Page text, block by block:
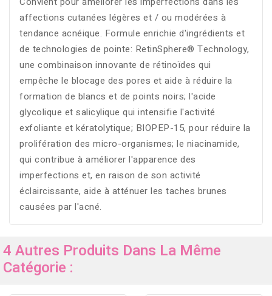
affections cutanées légères et / ou modérées à
tendance acnéique. Formule enrichie d'ingrédients et
de technologies de pointe: RetinSphere® Technology,
une combinaison innovante de rétinoïdes qui
empêche le blocage des pores et aide à réduire la
formation de blancs et de points noirs; l'acide
glycolique et salicylique qui intensifie l'activité
exfoliante et kératolytique; BIOPEP-15, pour réduire la
prolifération des micro-organismes; le niacinamide,
qui contribue à améliorer l'apparence des
imperfections et, en raison de son activité
éclaircissante, aide à atténuer les taches brunes
causées par l'acné.
4 Autres Produits Dans La Même
Catégorie :